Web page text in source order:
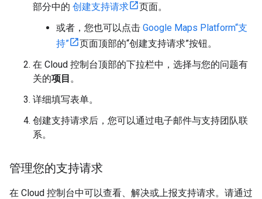
部分中的 创建支持请求
页面。
或者，您也可以点击 Google Maps Platform“支
持”
页面顶部的“创建支持请求”按钮。
在 Cloud 控制台顶部的下拉栏中，选择与您的问题有
关的项目 。
详细填写表单。
创建支持请求后，您可以通过电子邮件与支持团队联
系。
管理您的支持请求
在 Cloud 控制台中可以查看、解决或上报支持请求。请通过